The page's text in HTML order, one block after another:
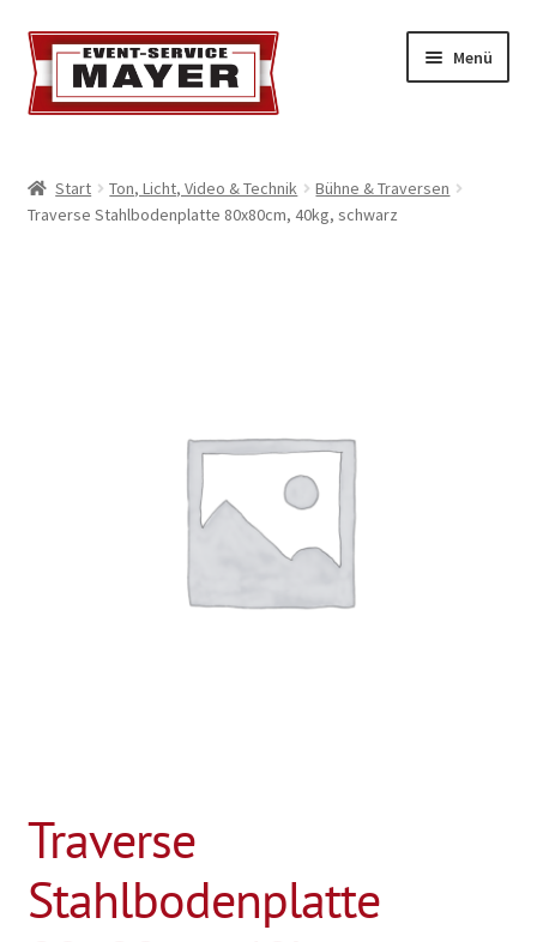
Menü
Event-Service
Geschäftsbedingungen
Start Ton, Licht, Video & Technik
Bühne & Traversen
Traverse Stahlbodenplatte 80x80cm, 40kg, schwarz
Traverse
Stahlbodenplatte